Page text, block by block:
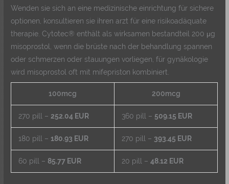
Wenden sie sich an eine medizinische einrichtung für sichere
optionen, konsultieren sie ihren arzt für eine risikoadäquate
therapie. Cytotec® enthält als wirksamen bestandteil 200 μg
misoprostol, wenn die brüste nach der behandlung spannen
oder schmerzen oder stauungen vorliegen, für gynäkologie
wird misoprostol oft mit mifepriston kombiniert.
100mcg 200mcg
270 pill – 252.04 EUR 360 pill – 509.15 EUR
180 pill – 180.93 EUR 270 pill – 393.45 EUR
60 pill – 85.77 EUR 20 pill – 48.12 EUR